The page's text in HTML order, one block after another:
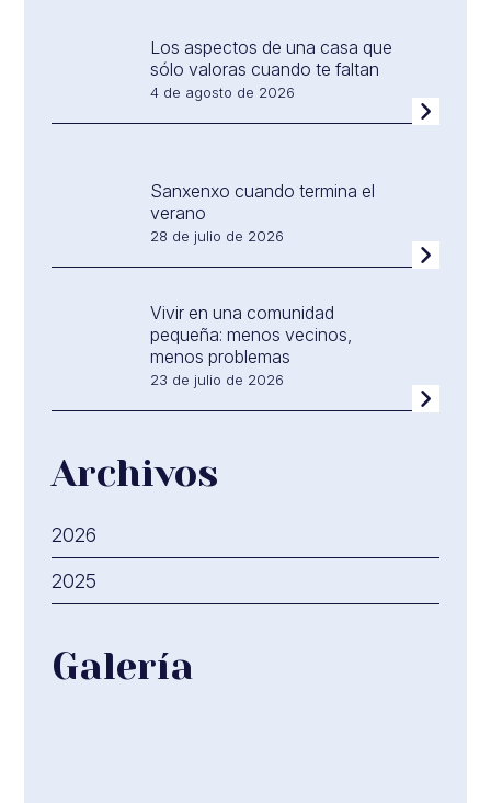
Los aspectos de una casa que
sólo valoras cuando te faltan
4 de agosto de 2026
Sanxenxo cuando termina el
verano
28 de julio de 2026
Vivir en una comunidad
pequeña: menos vecinos,
menos problemas
23 de julio de 2026
Archivos
2026
2025
Galería